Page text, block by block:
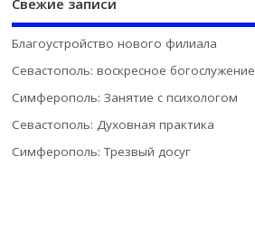
Свежие записи
Благоустройство нового филиала
Севастополь: воскресное богослужение
Симферополь: Занятие с психологом
Севастополь: Духовная практика
Симферополь: Трезвый досуг